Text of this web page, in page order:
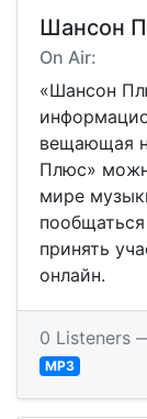
Шансон
On Air:
«Шансон
вещающая
Плюс»
мире
принять
онлайн.
0 Listeners
MP3